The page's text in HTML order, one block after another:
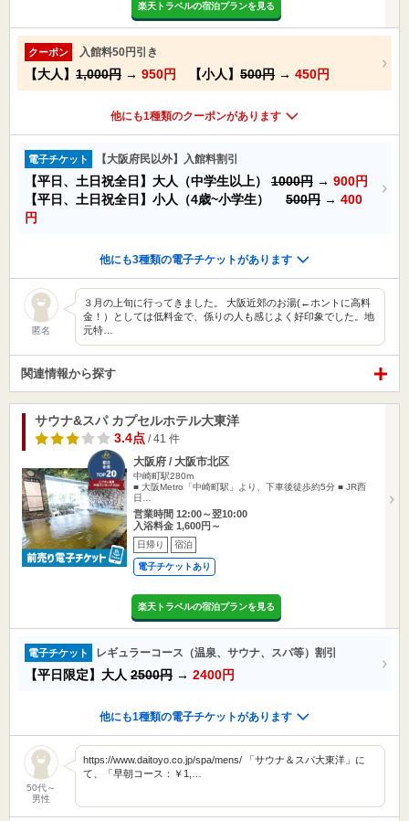
楽天トラベルの宿泊プランを見る
クーポン 入館料50円引き
【大人】 1,000円 → 950円 【小人】 500円 → 450円
他にも1種類のクーポンがあります
電子チケット 【大阪府民以外】入館料割引
【平日、土日祝全日】大人（中学生以上） 1000円 → 900円
【平日、土日祝全日】小人（4歳~小学生） 500円 → 400
円
他にも3種類の電子チケットがあります
匿名
３月の上旬に行ってきました。 大阪近郊のお湯(←ホントに高料
金！）としては低料金で、係りの人も感じよく好印象でした。地
元特…
関連情報から探す
サウナ&スパ カプセルホテル大東洋
3.4点 / 41 件
大阪府 / 大阪市北区
中崎町駅280m
■ 大阪Metro「中崎町駅」より、下車後徒歩約5分 ■ JR西
日…
営業時間 12:00～翌10:00
入浴料金 1,600円～
日帰り 宿泊
電子チケットあり
楽天トラベルの宿泊プランを見る
電子チケット レギュラーコース（温泉、サウナ、スパ等）割引
【平日限定】大人 2500円 → 2400円
他にも1種類の電子チケットがあります
50代～
男性
https://www.daitoyo.co.jp/spa/mens/ 「サウナ＆スパ大東洋」に
て、「早朝コース：￥1,…